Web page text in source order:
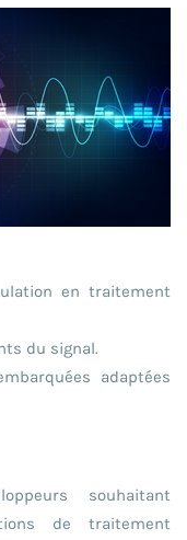
en traitement
du signal.
adaptées
souhaitant
de traitement